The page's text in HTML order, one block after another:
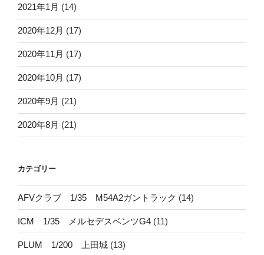
2021年1月 (14)
2020年12月 (17)
2020年11月 (17)
2020年10月 (17)
2020年9月 (21)
2020年8月 (21)
カテゴリー
AFVクラブ 1/35 M54A2ガントラック (14)
ICM 1/35 メルセデスベンツG4 (11)
PLUM 1/200 上田城 (13)